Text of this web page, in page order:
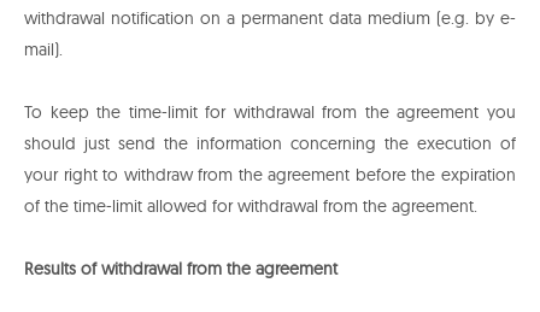
withdrawal notification on a permanent data medium (e.g. by e-
mail).
To keep the time-limit for withdrawal from the agreement you
should just send the information concerning the execution of
your right to withdraw from the agreement before the expiration
of the time-limit allowed for withdrawal from the agreement.
Results of withdrawal from the agreement